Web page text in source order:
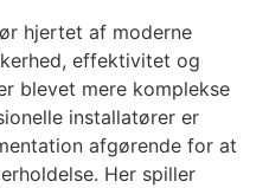
hjertet af moderne
effektivitet og
blevet mere komplekse
installatører er
afgørende for at
Her spiller